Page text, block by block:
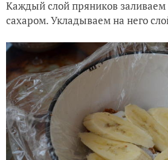
Каждый слой пряников
сахаром. Укладываем на него